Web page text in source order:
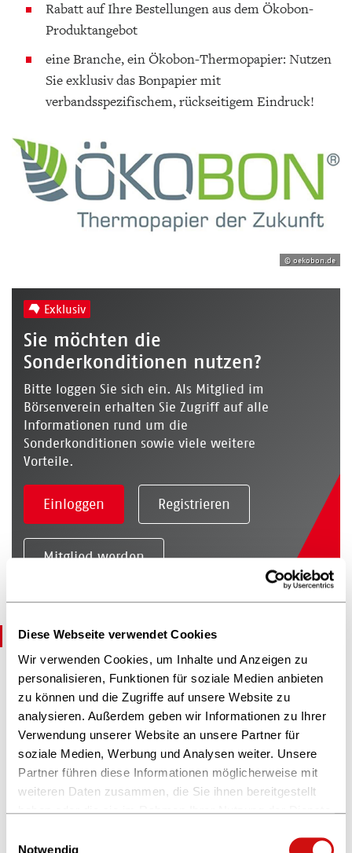
Diese Webseite verwendet Cookies
Wir verwenden Cookies, um Inhalte und Anzeigen zu
personalisieren, Funktionen für soziale Medien anbieten
zu können und die Zugriffe auf unsere Website zu
analysieren. Außerdem geben wir Informationen zu Ihrer
Verwendung unserer Website an unsere Partner für
soziale Medien, Werbung und Analysen weiter. Unsere
Partner führen diese Informationen möglicherweise mit
weiteren Daten zusammen, die Sie ihnen bereitgestellt
haben oder die sie im Rahmen Ihrer Nutzung der Dienste
Weitere Informationen finden Sie in unserer
Notwendig
Rabatt auf Ihre Bestellungen aus dem Ökobon-
Produktangebot
eine Branche, ein Ökobon-Thermopapier: Nutzen
Sie exklusiv das Bonpapier mit
verbandsspezifischem, rückseitigem Eindruck!
© oekobon.de
Exklusiv
Sie möchten die
Sonderkonditionen nutzen?
Bitte loggen Sie sich ein. Als Mitglied im
Börsenverein erhalten Sie Zugriff auf alle
Informationen rund um die
Sonderkonditionen sowie viele weitere
Vorteile.
Einloggen Registrieren
Mitglied werden
Weitere Angebote
Paketshop
Höhere Margen für Börsenvereinsmitglieder beim
Betrieb eines DPD Pickup-Paketshops.
(Non)Book-Produktpräsentation
Sonderkonditionen beim Kauf von
Little Window für Mitglieder.